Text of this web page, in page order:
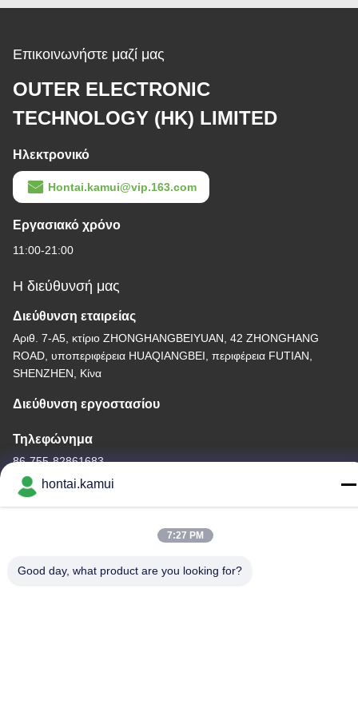
Επικοινωνήστε μαζί μας
OUTER ELECTRONIC
TECHNOLOGY (HK) LIMITED
Ηλεκτρονικό
Hontai.kamui@vip.163.com
Εργασιακό χρόνο
11:00-21:00
Η διεύθυνσή μας
Διεύθυνση εταιρείας
Αριθ. 7-Α5, κτίριο ZHONGHANGBEIYUAN, 42 ZHONGHANG
ROAD, υποπεριφέρεια HUAQIANGBEI, περιφέρεια FUTIAN,
SHENZHEN, Κίνα
Διεύθυνση εργοστασίου
Τηλεφώνημα
86-755-82861683
Προμηθευτής. Πνευματικά δικαιώματα © -2026 OUTER
hontai.kamui
7:27 PM
Good day, what product are you looking for?